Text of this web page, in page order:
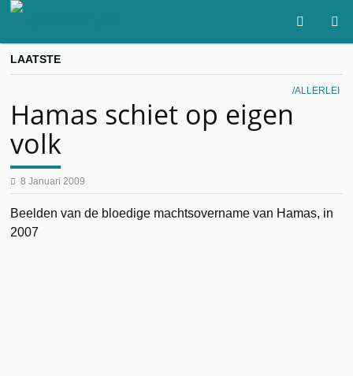
LAATSTE
ALLERLEI
Hamas schiet op eigen
volk
8 Januari 2009
Beelden van de bloedige machtsovername van Hamas, in
2007